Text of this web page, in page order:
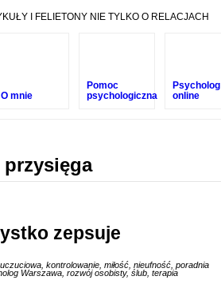
I FELIETONY NIE TYLKO O RELACJACH
O mnie
Pomoc
psychologiczna
Psycholog
online
zepsuje
kontrolowanie miłość nieufność poradnia
Warszawa rozwój osobisty,ślub terapia